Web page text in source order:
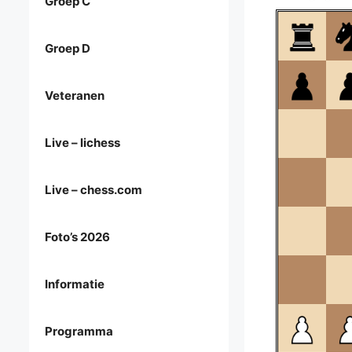
Groep D
Veteranen
Live – lichess
Live – chess.com
Foto’s 2026
Informatie
Programma